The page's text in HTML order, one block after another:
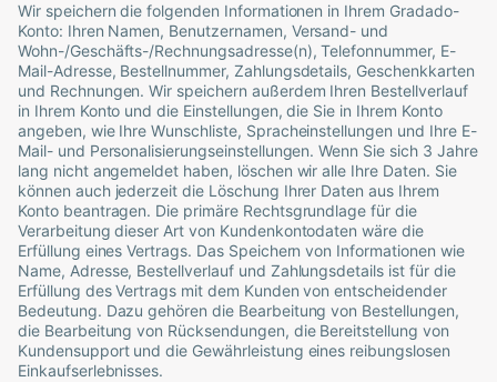
Wir speichern die folgenden Informationen in Ihrem Gradado-
Konto: Ihren Namen, Benutzernamen, Versand- und
Wohn-/Geschäfts-/Rechnungsadresse(n), Telefonnummer, E-
Mail-Adresse, Bestellnummer, Zahlungsdetails, Geschenkkarten
und Rechnungen. Wir speichern außerdem Ihren Bestellverlauf
in Ihrem Konto und die Einstellungen, die Sie in Ihrem Konto
angeben, wie Ihre Wunschliste, Spracheinstellungen und Ihre E-
Mail- und Personalisierungseinstellungen. Wenn Sie sich 3 Jahre
lang nicht angemeldet haben, löschen wir alle Ihre Daten. Sie
können auch jederzeit die Löschung Ihrer Daten aus Ihrem
Konto beantragen. Die primäre Rechtsgrundlage für die
Verarbeitung dieser Art von Kundenkontodaten wäre die
Erfüllung eines Vertrags. Das Speichern von Informationen wie
Name, Adresse, Bestellverlauf und Zahlungsdetails ist für die
Erfüllung des Vertrags mit dem Kunden von entscheidender
Bedeutung. Dazu gehören die Bearbeitung von Bestellungen,
die Bearbeitung von Rücksendungen, die Bereitstellung von
Kundensupport und die Gewährleistung eines reibungslosen
Einkaufserlebnisses.